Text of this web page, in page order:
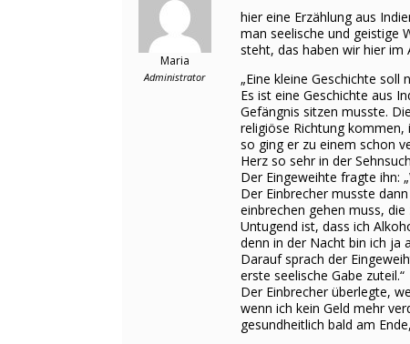
Maria
Administrator
hier eine Erzählung aus
man seelische und geistige
steht, das haben wir hier im
„Eine kleine Geschichte
Es ist eine Geschichte aus
Gefängnis sitzen musste.
religiöse Richtung kommen,
so ging er zu einem schon
Herz so sehr in der
Der Eingeweihte fragte ihn:
Der Einbrecher musste
einbrechen gehen muss,
Untugend ist, dass ich
denn in der Nacht bin ich ja
Darauf sprach der
erste seelische Gabe zuteil.“
Der Einbrecher überlegte,
wenn ich kein Geld mehr
gesundheitlich bald am